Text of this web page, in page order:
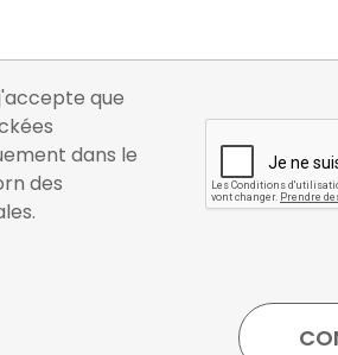
que
dans le
des